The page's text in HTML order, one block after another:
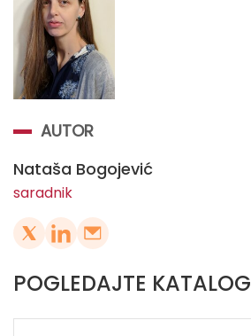
AUTOR
Nataša Bogojević
saradnik
POGLEDAJTE KATALOG